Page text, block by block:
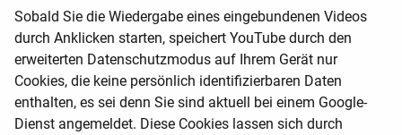
Sobald Sie die Wiedergabe eines eingebundenen Videos
durch Anklicken starten, speichert YouTube durch den
erweiterten Datenschutzmodus auf Ihrem Gerät nur
Cookies, die keine persönlich identifizierbaren Daten
enthalten, es sei denn Sie sind aktuell bei einem Google-
Dienst angemeldet. Diese Cookies lassen sich durch